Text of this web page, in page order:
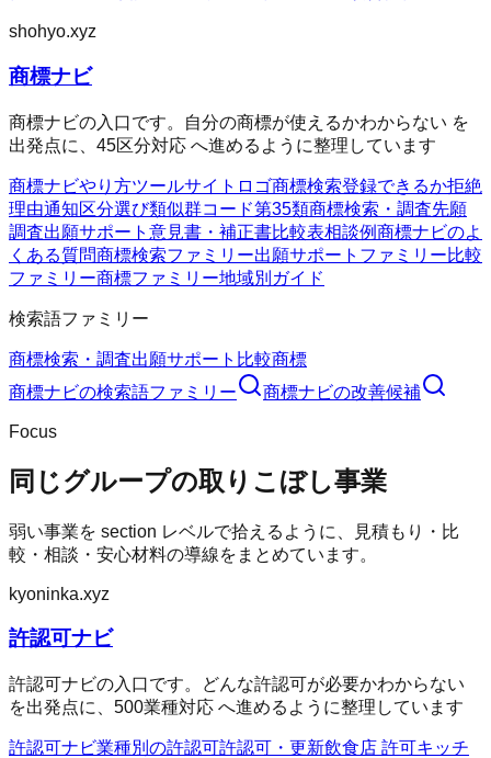
shohyo.xyz
商標ナビ
商標ナビの入口です。自分の商標が使えるかわからない を
出発点に、45区分対応 へ進めるように整理しています
商標ナビやり方ツールサイト ロゴ商標検索登録できるか拒絶
理由通知区分選び類似群コード第35類商標検索・調査先願
調査出願サポート 意見書・補正書比較表相談例商標ナビのよ
くある質問商標検索ファミリー出願サポートファミリー比較
ファミリー商標ファミリー地域別ガイド
検索語ファミリー
商標検索・調査出願サポート 比較商標
商標ナビの検索語ファミリー 商標ナビの改善候補
Focus
同じグループの取りこぼし事業
弱い事業を section レベルで拾えるように、見積もり・比
較・相談・安心材料の導線をまとめています。
kyoninka.xyz
許認可ナビ
許認可ナビの入口です。どんな許認可が必要かわからない
を出発点に、500業種対応 へ進めるように整理しています
許認可ナビ業種別の許認可許認可・更新飲食店 許可キッチ